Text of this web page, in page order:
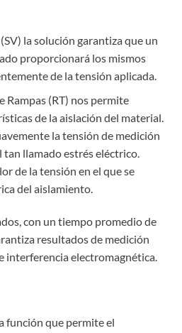
la solución garantiza que un
proporcionará los mismos
de la tensión aplicada.
Rampas (RT) nos permite
de la aislación del material.
la tensión de medición
llamado estrés eléctrico.
de la tensión en el que se
del aislamiento.
con un tiempo promedio de
resultados de medición
interferencia electromagnética.
función que permite el